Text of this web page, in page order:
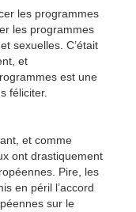
les programmes
les programmes
sexuelles. C’était
et
est une
féliciter.
et comme
ont drastiquement
Pire, les
en péril l’accord
sur le